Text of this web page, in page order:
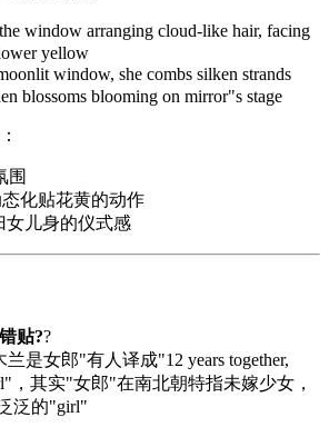
window arranging cloud-like hair, facing
yellow
window, she combs silken strands
blossoms blooming on mirror"s stage
围
化贴花黄的动作
女儿身的仪式感
贴??
是女郎"有人译成"12 years together,
，其实"女郎"在南北朝特指未嫁少女，
泛的"girl"